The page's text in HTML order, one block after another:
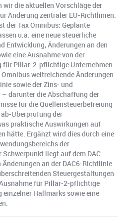
wir die aktuellen Vorschläge der
Änderung zentraler EU-Richtlinien.
der Tax Omnibus: Geplante
u.a. eine neue steuerliche
Entwicklung, Änderungen an den
eine Ausnahme von der
für Pillar-2-pflichtige Unternehmen.
weitreichende Änderungen
sowie der Zins- und
darunter die Abschaffung der
für die Quellensteuerbefreiung
Überprüfung der
praktische Auswirkungen auf
hätte. Ergänzt wird dies durch eine
der
liegt auf dem DAC
an der DAC6-Richtlinie
Steuergestaltungen
für Pillar-2-pflichtige
einzelner Hallmarks sowie eine